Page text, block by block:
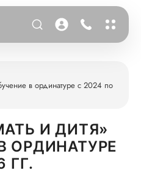
в ординатуре с 2024 по
И ДИТЯ»
ОРДИНАТУРЕ
ГГ.